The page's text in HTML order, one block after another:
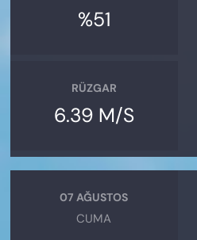
%51
RÜZGAR
6.39 M/S
07 AĞUSTOS
CUMA